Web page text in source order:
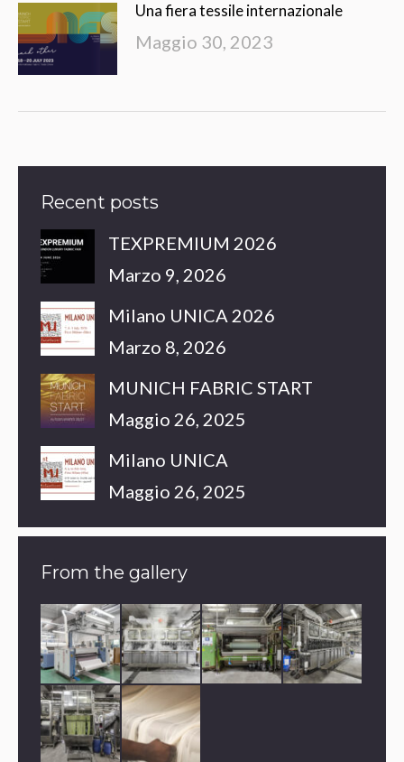
Una fiera tessile internazionale
Maggio 30, 2023
Recent posts
TEXPREMIUM 2026
Marzo 9, 2026
Milano UNICA 2026
Marzo 8, 2026
MUNICH FABRIC START
Maggio 26, 2025
Milano UNICA
Maggio 26, 2025
From the gallery